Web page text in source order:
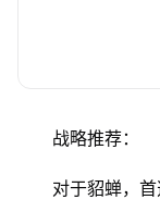
战略推荐：
对于貂蝉，首